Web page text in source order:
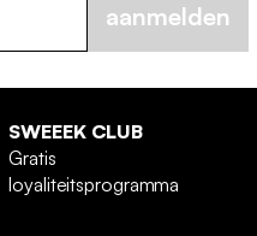
aanmelden
SWEEEK CLUB
Gratis
loyaliteitsprogramma